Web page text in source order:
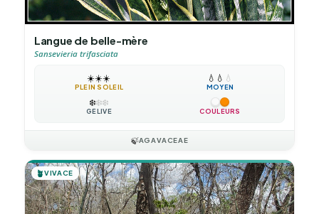
Langue de belle-mère
Sansevieria trifasciata
☀️☀️☀️
PLEIN SOLEIL
💧 💧 💧
MOYEN
❄️❄️❄️
GÉLIVE COULEURS
🍃AGAVACEAE
🪴VIVACE